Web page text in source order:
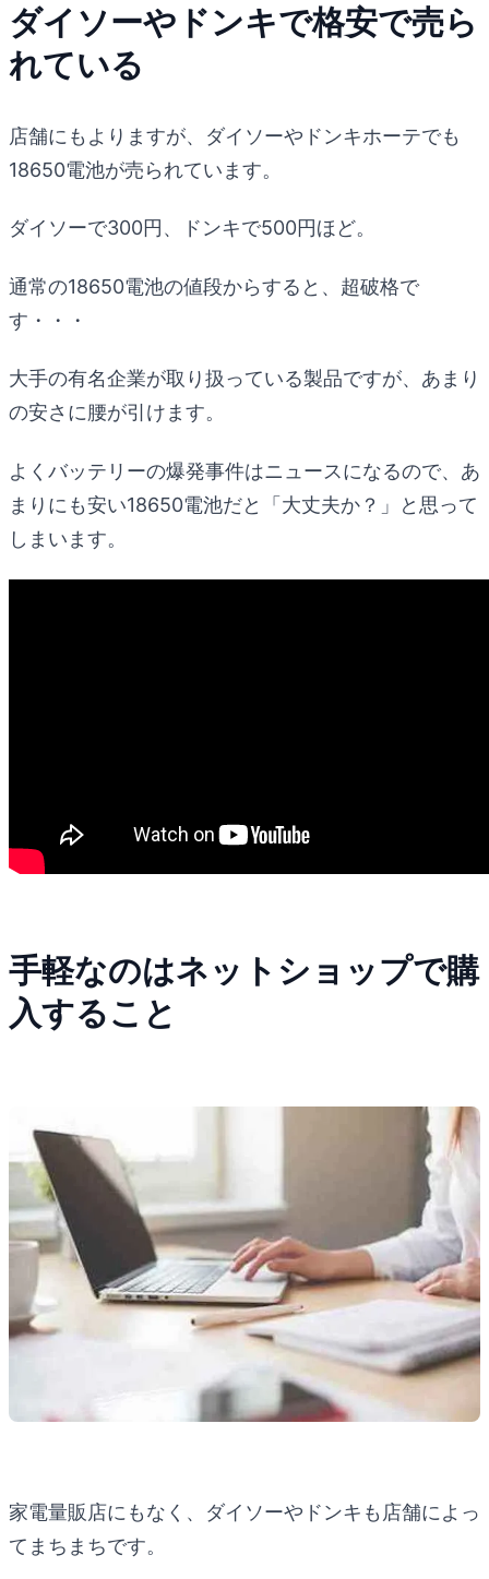
ダイソーやドンキで格安で売ら
れている
店舗にもよりますが、ダイソーやドンキホーテでも
18650電池が売られています。
ダイソーで300円、ドンキで500円ほど。
通常の18650電池の値段からすると、超破格で
す・・・
大手の有名企業が取り扱っている製品ですが、あまり
の安さに腰が引けます。
よくバッテリーの爆発事件はニュースになるので、あ
まりにも安い18650電池だと「大丈夫か？」と思って
しまいます。
手軽なのはネットショップで購
入すること
家電量販店にもなく、ダイソーやドンキも店舗によっ
てまちまちです。